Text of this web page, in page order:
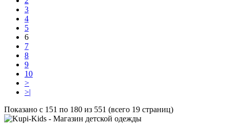
3
4
5
6
7
8
9
10
>
>|
Показано с 151 по 180 из 551 (всего 19 страниц)